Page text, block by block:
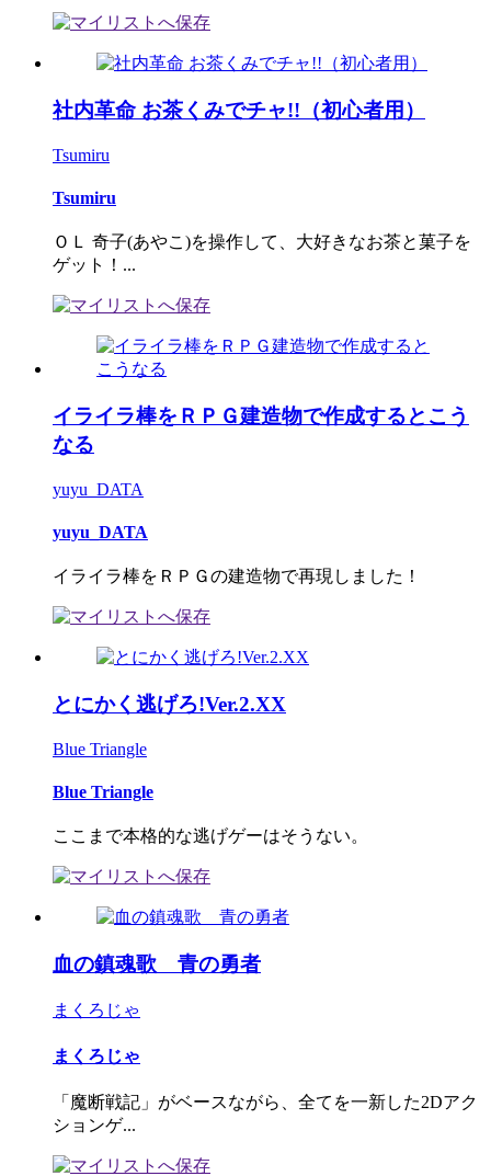
社内革命 お茶くみでチャ!!（初心者用）
Tsumiru
Tsumiru
ＯＬ 奇子(あやこ)を操作して、大好きなお茶と菓子を
ゲット！...
イライラ棒をＲＰＧ建造物で作成するとこう
なる
yuyu_DATA
yuyu_DATA
イライラ棒をＲＰＧの建造物で再現しました！
とにかく逃げろ!Ver.2.XX
Blue Triangle
Blue Triangle
ここまで本格的な逃げゲーはそうない。
血の鎮魂歌 青の勇者
まくろじゃ
まくろじゃ
「魔断戦記」がベースながら、全てを一新した2Dアク
ションゲ...